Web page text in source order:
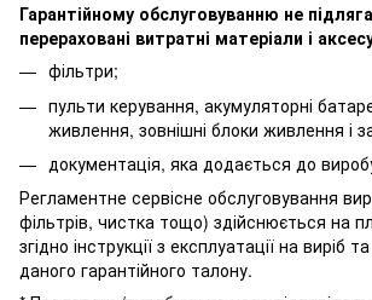
Гарантійному обслуговуванню не
перераховані витратні матеріали і
фільтри;
пульти керування, акумуляторні
живлення, зовнішні блоки живлення і
документація, яка додається до
Регламентне сервісне обслуговування
фільтрів, чистка тощо) здійснюється на
згідно інструкції з експлуатації на виріб
даного гарантійного талону.